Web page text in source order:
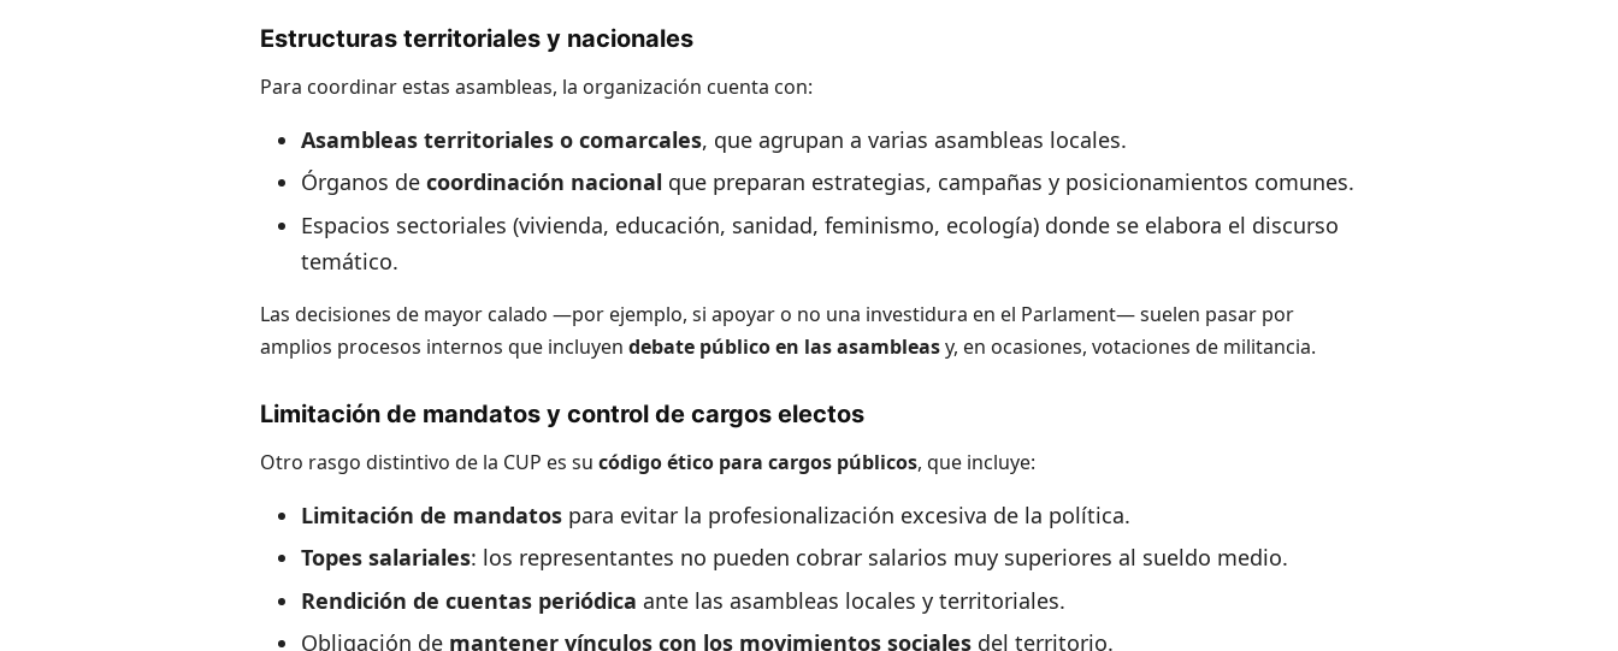
Estructuras territoriales y nacionales
Para coordinar estas asambleas, la organización cuenta con:
Asambleas territoriales o comarcales, que agrupan a varias asambleas locales.
Órganos de coordinación nacional que preparan estrategias, campañas y posicionamientos comunes.
Espacios sectoriales (vivienda, educación, sanidad, feminismo, ecología) donde se elabora el discurso
temático.
Las decisiones de mayor calado —por ejemplo, si apoyar o no una investidura en el Parlament— suelen pasar por
amplios procesos internos que incluyen debate público en las asambleasy, en ocasiones, votaciones de militancia.
Limitación de mandatos y control de cargos electos
Otro rasgo distintivo de la CUP es su código ético para cargos públicos, que incluye:
Limitación de mandatospara evitar la profesionalización excesiva de la política.
Topes salariales: los representantes no pueden cobrar salarios muy superiores al sueldo medio.
Rendición de cuentas periódica ante las asambleas locales y territoriales.
Obligación de mantener vínculos con los movimientos socialesdel territorio.